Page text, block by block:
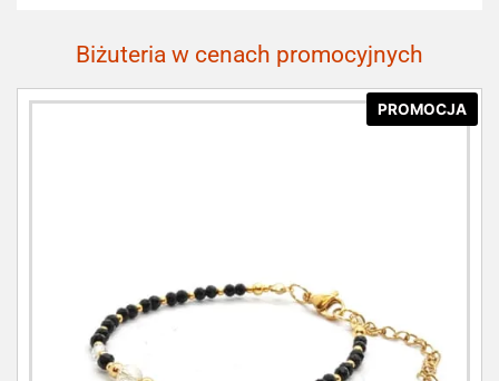
Biżuteria w cenach promocyjnych
PROMOCJA